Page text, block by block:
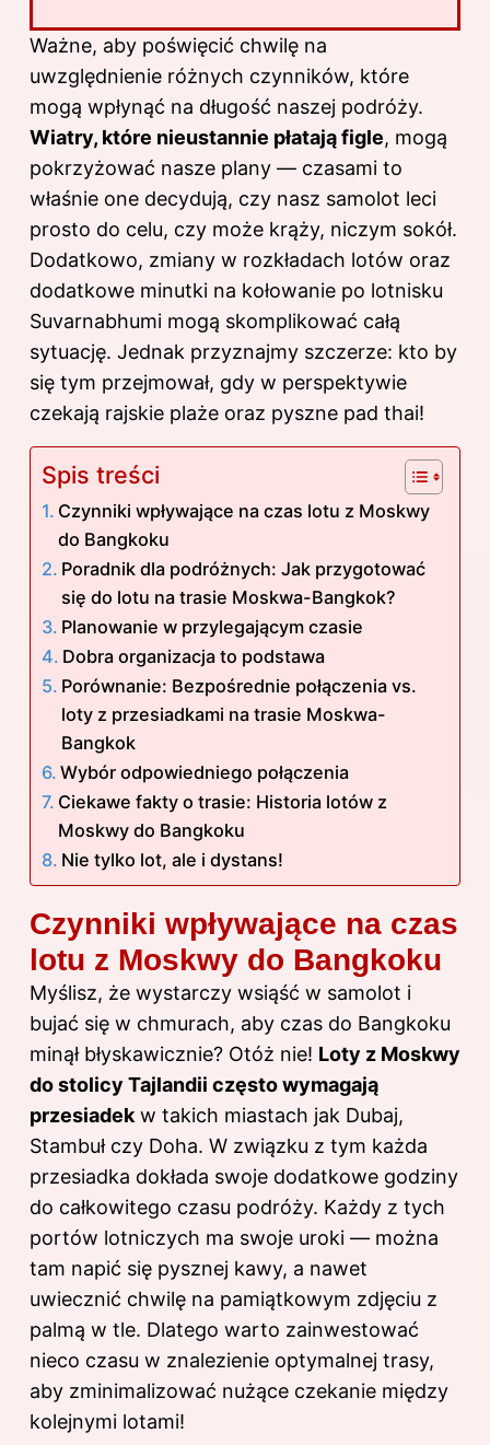
Ważne, aby poświęcić chwilę na
uwzględnienie różnych czynników, które
mogą wpłynąć na długość naszej podróży.
Wiatry, które nieustannie płatają figle, mogą
pokrzyżować nasze plany — czasami to
właśnie one decydują, czy nasz samolot leci
prosto do celu, czy może krąży, niczym sokół.
Dodatkowo, zmiany w rozkładach lotów oraz
dodatkowe minutki na kołowanie po lotnisku
Suvarnabhumi mogą skomplikować całą
sytuację. Jednak przyznajmy szczerze: kto by
się tym przejmował, gdy w perspektywie
czekają rajskie plaże oraz pyszne pad thai!
Spis treści
Czynniki wpływające na czas lotu z Moskwy
do Bangkoku
Poradnik dla podróżnych: Jak przygotować
się do lotu na trasie Moskwa-Bangkok?
Planowanie w przylegającym czasie
Dobra organizacja to podstawa
Porównanie: Bezpośrednie połączenia vs.
loty z przesiadkami na trasie Moskwa-
Bangkok
Wybór odpowiedniego połączenia
Ciekawe fakty o trasie: Historia lotów z
Moskwy do Bangkoku
Nie tylko lot, ale i dystans!
Czynniki wpływające na czas
lotu z Moskwy do Bangkoku
Myślisz, że wystarczy wsiąść w samolot i
bujać się w chmurach, aby czas do Bangkoku
minął błyskawicznie? Otóż nie! Loty z Moskwy
do stolicy Tajlandii często wymagają
przesiadek w takich miastach jak Dubaj,
Stambuł czy Doha. W związku z tym każda
przesiadka dokłada swoje dodatkowe godziny
do całkowitego czasu podróży. Każdy z tych
portów lotniczych ma swoje uroki — można
tam napić się pysznej kawy, a nawet
uwiecznić chwilę na pamiątkowym zdjęciu z
palmą w tle. Dlatego warto zainwestować
nieco czasu w znalezienie optymalnej trasy,
aby zminimalizować nużące czekanie między
kolejnymi lotami!